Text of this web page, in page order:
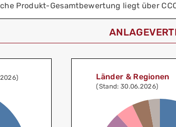
Produkt-Gesamtbewertung liegt über
Länder & Regionen
(Stand: 30.06.2026)